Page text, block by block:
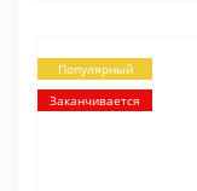
Популярный
Заканчивается